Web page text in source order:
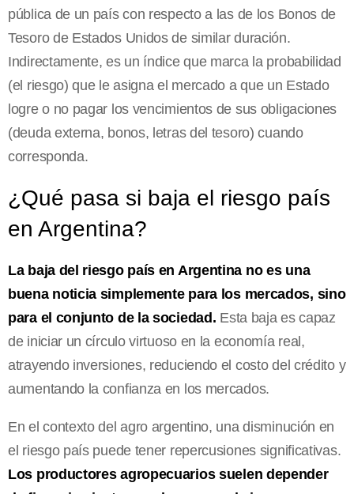
pública de un país con respecto a las de los Bonos de
Tesoro de Estados Unidos de similar duración.
Indirectamente, es un índice que marca la probabilidad
(el riesgo) que le asigna el mercado a que un Estado
logre o no pagar los vencimientos de sus obligaciones
(deuda externa, bonos, letras del tesoro) cuando
corresponda.
¿Qué pasa si baja el riesgo país
en Argentina?
La baja del riesgo país en Argentina no es una
buena noticia simplemente para los mercados, sino
para el conjunto de la sociedad. Esta baja es capaz
de iniciar un círculo virtuoso en la economía real,
atrayendo inversiones, reduciendo el costo del crédito y
aumentando la confianza en los mercados.
En el contexto del agro argentino, una disminución en
el riesgo país puede tener repercusiones significativas.
Los productores agropecuarios suelen depender